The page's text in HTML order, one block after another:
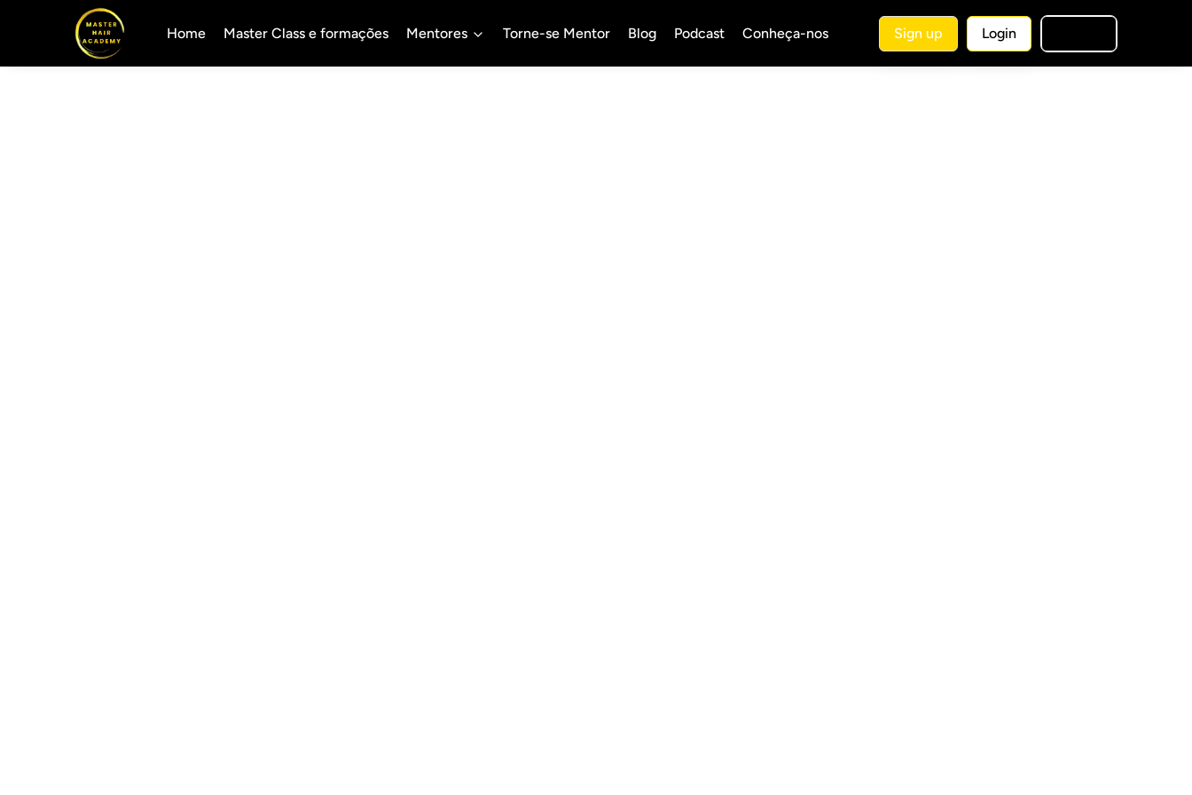
Home Master Class e formações Mentores Torne-se Mentor Blog Podcast Conheça-nos Sign up Login